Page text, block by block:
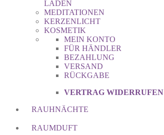
LADEN
MEDITATIONEN
KERZENLICHT
KOSMETIK
MEIN KONTO
FÜR HÄNDLER
BEZAHLUNG
VERSAND
RÜCKGABE
VERTRAG WIDERRUFEN
RAUHNÄCHTE
RAUMDUFT